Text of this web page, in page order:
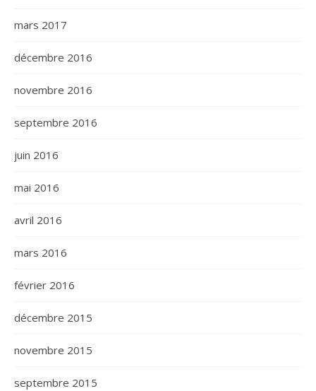
mars 2017
décembre 2016
novembre 2016
septembre 2016
juin 2016
mai 2016
avril 2016
mars 2016
février 2016
décembre 2015
novembre 2015
septembre 2015